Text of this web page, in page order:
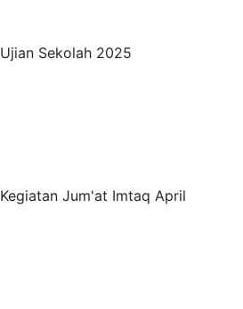
Ujian Sekolah 2025
Kegiatan Jum'at Imtaq April